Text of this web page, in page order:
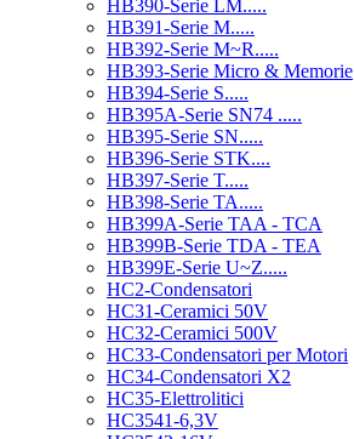
HB390-Serie LM.....
HB391-Serie M.....
HB392-Serie M~R.....
HB393-Serie Micro & Memorie
HB394-Serie S.....
HB395A-Serie SN74 .....
HB395-Serie SN.....
HB396-Serie STK....
HB397-Serie T.....
HB398-Serie TA.....
HB399A-Serie TAA - TCA
HB399B-Serie TDA - TEA
HB399E-Serie U~Z.....
HC2-Condensatori
HC31-Ceramici 50V
HC32-Ceramici 500V
HC33-Condensatori per Motori
HC34-Condensatori X2
HC35-Elettrolitici
HC3541-6,3V